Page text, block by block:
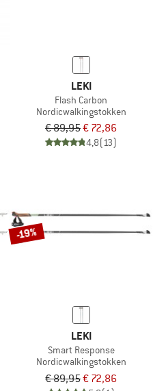
LEKI
Flash Carbon
Nordicwalkingstokken
€ 89,95€ 72,86
4,8(13)
-19%
LEKI
Smart Response
Nordicwalkingstokken
€ 89,95€ 72,86